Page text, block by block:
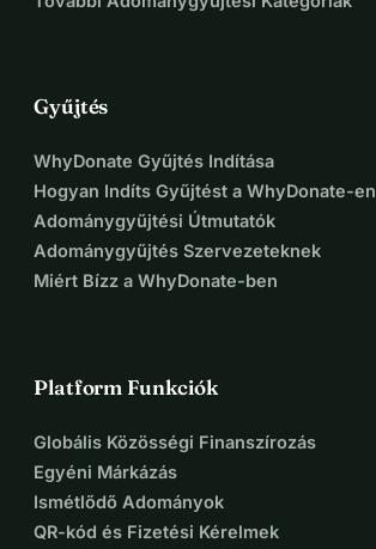
Gyűjtés
WhyDonate Gyűjtés Indítása
Hogyan Indíts Gyűjtést a WhyDonate-en
Adománygyűjtési Útmutatók
Adománygyűjtés Szervezeteknek
Miért Bízz a WhyDonate-ben
Platform Funkciók
Globális Közösségi Finanszírozás
Egyéni Márkázás
Ismétlődő Adományok
QR-kód és Fizetési Kérelmek